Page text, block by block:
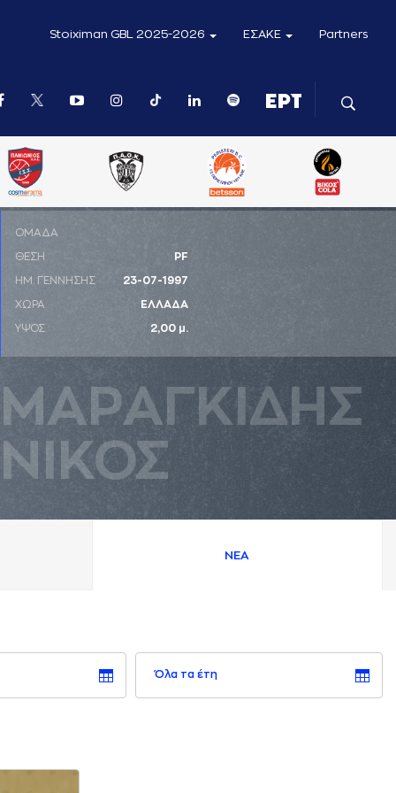
Stoiximan GBL 2025-2026 ΕΣΑΚΕ Partners
ΜAΡAΓΚΙΔΗΣ
ΝΙΚΟΣ
ΟΜΑΔΑ
ΘΕΣΗ PF
ΗΜ. ΓΕΝΝΗΣΗΣ 23-07-1997
ΧΩΡΑ ΕΛΛΑΔΑ
ΥΨΟΣ 2,00 μ.
ΝΕA
Όλα τα έτη